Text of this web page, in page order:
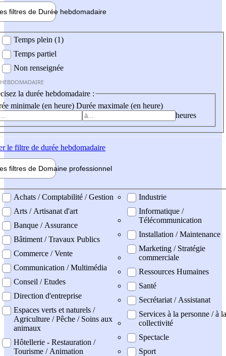
filtres de Durée hebdomadaire
Temps plein (1)
Temps partiel
Non renseignée
la durée hebdomadaire :
minimale (en heure) Durée maximale (en heure)
heures
le filtre de durée hebdomadaire
filtres de Domaine professionnel
professionel
Achats / Comptabilité / Gestion
Arts / Artisanat d'art
Banque / Assurance
Bâtiment / Travaux Publics
Commerce / Vente
Communication / Multimédia
Conseil / Etudes
Direction d'entreprise
Espaces verts et naturels /
Agriculture / Pêche / Soins aux
animaux
Hôtellerie - Restauration /
Tourisme / Animation
Industrie
Informatique /
Télécommunication
Installation / Maintenance
Marketing / Stratégie
commerciale
Ressources Humaines
Santé
Secrétariat / Assistanat
Services à la personne / à la
collectivité
Spectacle
Sport